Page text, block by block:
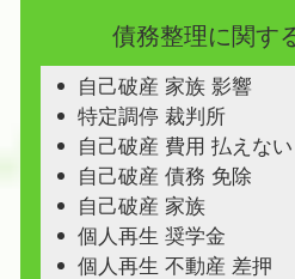
債務整理に関す
自己破産 家族 影響
特定調停 裁判所
自己破産 費用 払えない
自己破産 債務 免除
自己破産 家族
個人再生 奨学金
個人再生 不動産 差押